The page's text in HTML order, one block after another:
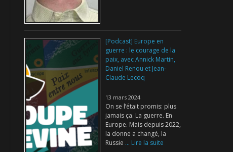
[Podcast] Europe en
guerre : le courage de la
paix, avec Annick Martin,
Daniel Renou et Jean-
Claude Lecoq
13 mars 2024
On se l’était promis: plus
jamais ça. La guerre. En
Europe. Mais depuis 2022,
la donne a changé, la
Russie ... Lire la suite